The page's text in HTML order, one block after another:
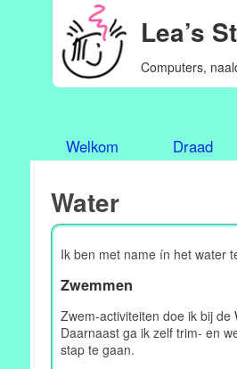
Lea’s
Computers,
Welkom Draad
Water
Ik ben met name ín het water
Zwemmen
Zwem-activiteiten doe ik bij de
Daarnaast ga ik zelf trim- en
stap te gaan.